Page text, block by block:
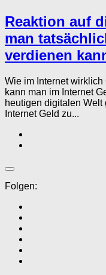
Reaktion auf
man
verdienen
Wie im Internet
kann man im Internet
heutigen digitalen
Internet Geld zu...
Folgen: